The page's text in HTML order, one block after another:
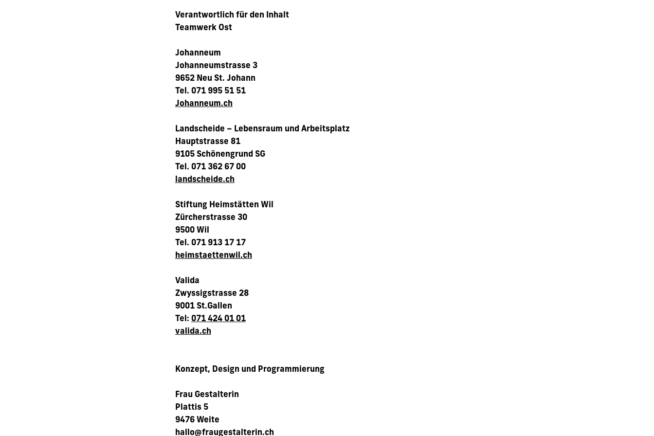
Verantwortlich für den Inhalt
Teamwerk Ost
Johanneum
Johanneumstrasse 3
9652 Neu St. Johann
Tel. 071 995 51 51
Johanneum.ch
Landscheide – Lebensraum und Arbeitsplatz
Hauptstrasse 81
9105 Schönengrund SG
Tel. 071 362 67 00
landscheide.ch
Stiftung Heimstätten Wil
Zürcherstrasse 30
9500 Wil
Tel. 071 913 17 17
heimstaettenwil.ch
Valida
Zwyssigstrasse 28
9001 St.Gallen
Tel: 071 424 01 01
valida.ch
Konzept, Design und Programmierung
Frau Gestalterin
Plattis 5
9476 Weite
hallo@fraugestalterin.ch